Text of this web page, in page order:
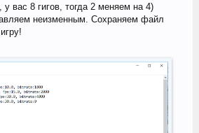
у вас 8 гигов, тогда 2 меняем на 4)
неизменным. Сохраняем файл